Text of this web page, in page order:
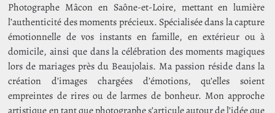
Photographe Mâcon en Saône-et-Loire, mettant en lumière
l’authenticité des moments précieux. Spécialisée dans la capture
émotionnelle de vos instants en famille, en extérieur ou à
domicile, ainsi que dans la célébration des moments magiques
lors de mariages près du Beaujolais. Ma passion réside dans la
création d’images chargées d’émotions, qu’elles soient
empreintes de rires ou de larmes de bonheur. Mon approche